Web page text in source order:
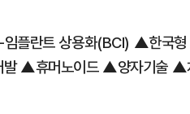
플란트 상용화(BCI) ▲한국
▲휴머노이드 ▲양자기술 ▲